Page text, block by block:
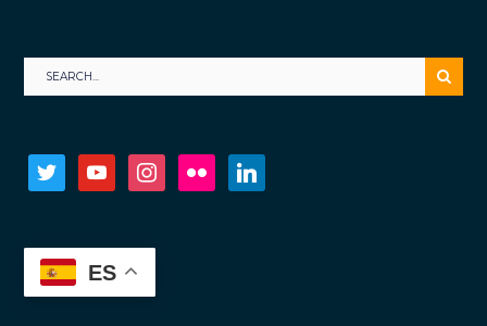
twitter youtube instagramflickr
ES